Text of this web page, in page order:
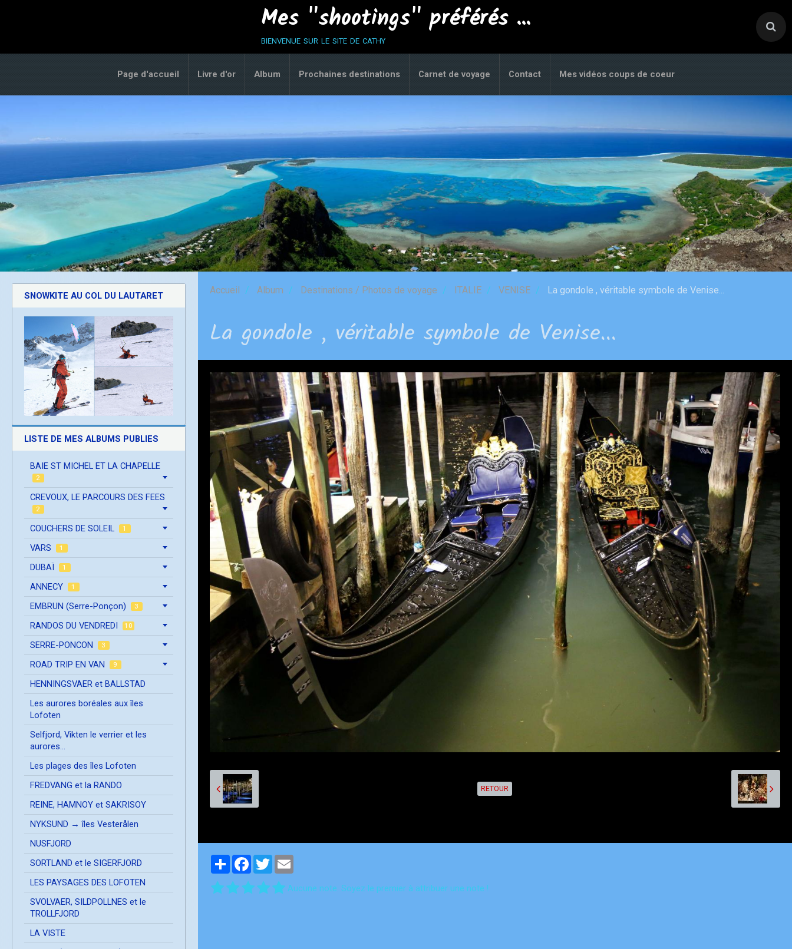
Mes "shootings" préférés ...
bienvenue sur le site de cathy
Page d'accueil Livre d'or Album Prochaines destinations Carnet de voyage Contact Mes vidéos coups de coeur
Accueil Album Destinations / Photos de voyage ITALIE VENISE La gondole , véritable symbole de Venise...
La gondole , véritable symbole de Venise...
RETOUR
PartagerFacebook
Twitter
Aucune note. Soyez le premier à attribuer une note !
SNOWKITE AU COL DU LAUTARET
LISTE DE MES ALBUMS PUBLIES
BAIE ST MICHEL ET LA CHAPELLE
2
CREVOUX, LE PARCOURS DES FEES
2
COUCHERS DE SOLEIL 1
VARS 1
DUBAÏ 1
ANNECY 1
EMBRUN (Serre-Ponçon) 3
RANDOS DU VENDREDI 10
SERRE-PONCON 3
ROAD TRIP EN VAN 9
HENNINGSVAER et BALLSTAD
Les aurores boréales aux îles
Lofoten
Selfjord, Vikten le verrier et les
aurores...
Les plages des îles Lofoten
FREDVANG et la RANDO
REINE, HAMNOY et SAKRISOY
NYKSUND → îles Vesterålen
NUSFJORD
SORTLAND et le SIGERFJORD
LES PAYSAGES DES LOFOTEN
SVOLVAER, SILDPOLLNES et le
TROLLFJORD
LA VISTE